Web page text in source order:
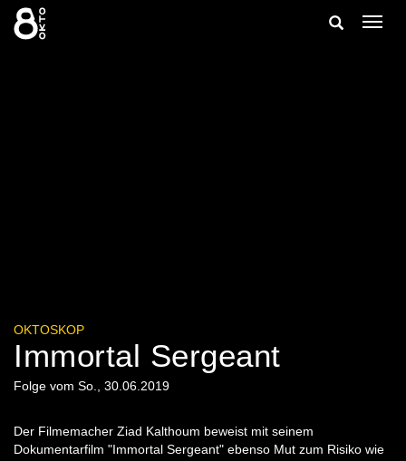
Zum
Inhalt
springen
Suche
OKTOSKOP
Immortal Sergeant
Folge vom So., 30.06.2019
Der Filmemacher Ziad Kalthoum beweist mit seinem
Dokumentarfilm "Immortal Sergeant" ebenso Mut zum Risiko wie